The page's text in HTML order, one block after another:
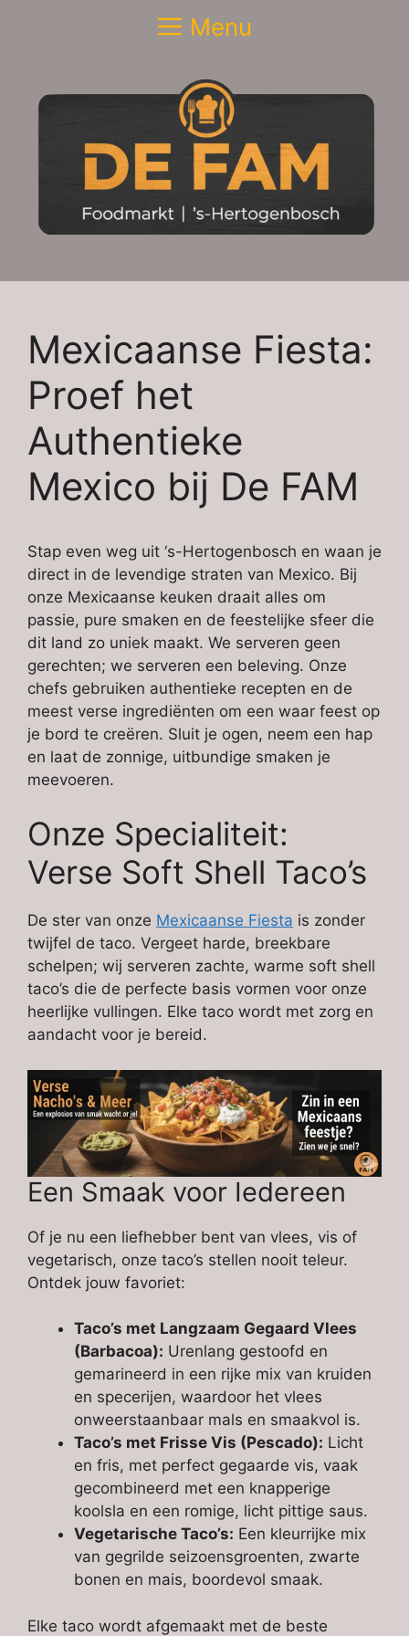
Menu
Mexicaanse Fiesta:
Proef het
Authentieke
Mexico bij De FAM
Stap even weg uit ‘s-Hertogenbosch en waan je
direct in de levendige straten van Mexico. Bij
onze Mexicaanse keuken draait alles om
passie, pure smaken en de feestelijke sfeer die
dit land zo uniek maakt. We serveren geen
gerechten; we serveren een beleving. Onze
chefs gebruiken authentieke recepten en de
meest verse ingrediënten om een waar feest op
je bord te creëren. Sluit je ogen, neem een hap
en laat de zonnige, uitbundige smaken je
meevoeren.
Onze Specialiteit:
Verse Soft Shell Taco’s
De ster van onze Mexicaanse Fiesta is zonder
twijfel de taco. Vergeet harde, breekbare
schelpen; wij serveren zachte, warme soft shell
taco’s die de perfecte basis vormen voor onze
heerlijke vullingen. Elke taco wordt met zorg en
aandacht voor je bereid.
Een Smaak voor Iedereen
Of je nu een liefhebber bent van vlees, vis of
vegetarisch, onze taco’s stellen nooit teleur.
Ontdek jouw favoriet:
Taco’s met Langzaam Gegaard Vlees
(Barbacoa): Urenlang gestoofd en
gemarineerd in een rijke mix van kruiden
en specerijen, waardoor het vlees
onweerstaanbaar mals en smaakvol is.
Taco’s met Frisse Vis (Pescado): Licht
en fris, met perfect gegaarde vis, vaak
gecombineerd met een knapperige
koolsla en een romige, licht pittige saus.
Vegetarische Taco’s: Een kleurrijke mix
van gegrilde seizoensgroenten, zwarte
bonen en mais, boordevol smaak.
Elke taco wordt afgemaakt met de beste